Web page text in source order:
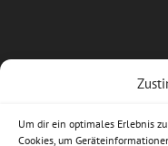
Um dir ein optimales Erlebnis
Cookies, um
Allgemeine
Impressum